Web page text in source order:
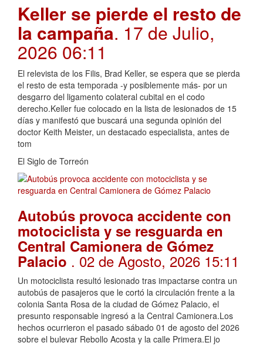
Keller se pierde el resto de
la campaña. 17 de Julio,
2026 06:11
El relevista de los Filis, Brad Keller, se espera que se pierda
el resto de esta temporada -y posiblemente más- por un
desgarro del ligamento colateral cubital en el codo
derecho.Keller fue colocado en la lista de lesionados de 15
días y manifestó que buscará una segunda opinión del
doctor Keith Meister, un destacado especialista, antes de
tom
El Siglo de Torreón
Autobús provoca accidente con
motociclista y se resguarda en
Central Camionera de Gómez
Palacio . 02 de Agosto, 2026 15:11
Un motociclista resultó lesionado tras impactarse contra un
autobús de pasajeros que le cortó la circulación frente a la
colonia Santa Rosa de la ciudad de Gómez Palacio, el
presunto responsable ingresó a la Central Camionera.Los
hechos ocurrieron el pasado sábado 01 de agosto del 2026
sobre el bulevar Rebollo Acosta y la calle Primera.El jo